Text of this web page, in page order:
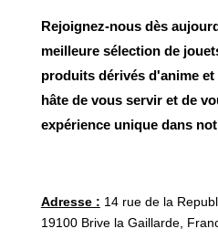
Rejoignez-nous dès
meilleure sélection de
produits dérivés d'anime
hâte de vous servir et de
expérience unique dans
Adresse : 14 rue de la
19100 Brive la Gaillarde,